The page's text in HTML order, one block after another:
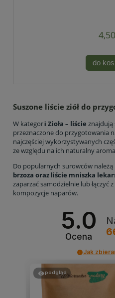
do
Suszone liście ziół do
W kategorii Zioła – liście znajdują
przeznaczone do przygotowania
najczęściej wykorzystywanych
ze względu na ich naturalny
Do popularnych surowców należą
brzoza oraz liście mniszka
zaparzać samodzielnie lub łączyć
kompozycje naparów.
5.0
Ocena
Jak
podgląd